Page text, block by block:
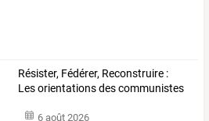
Résister, Fédérer, Reconstruire :
Lesorientationsdescommunistes
6 août 2026